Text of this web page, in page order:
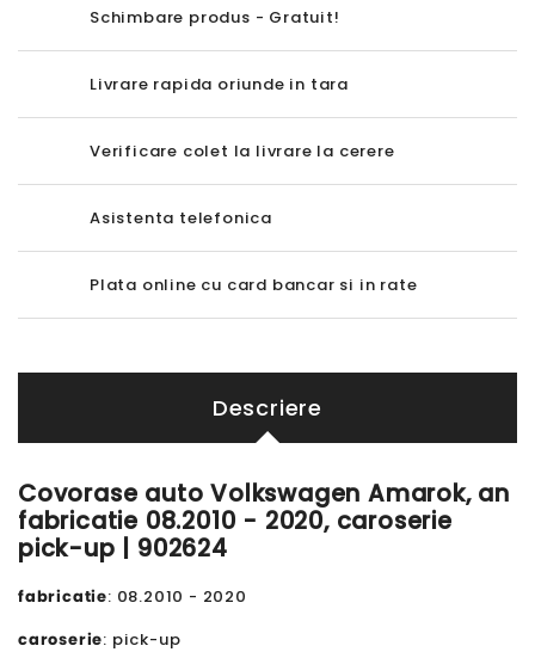
Schimbare produs - Gratuit!
Livrare rapida oriunde in tara
Verificare colet la livrare la cerere
Asistenta telefonica
Plata online cu card bancar si in rate
Descriere
Covorase auto Volkswagen Amarok, an
fabricatie 08.2010 - 2020, caroserie
pick-up | 902624
fabricatie: 08.2010 - 2020
caroserie: pick-up